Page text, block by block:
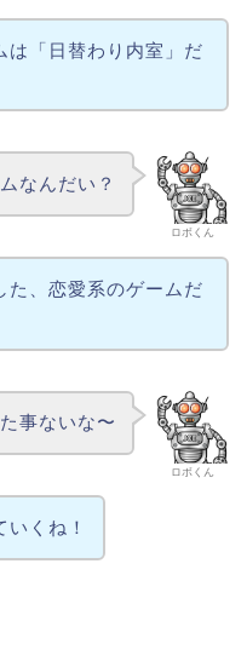
は「日替わり内室」だ
ロボくん
なんだい？
た、恋愛系のゲームだ
ロボくん
事ないな〜
くね！